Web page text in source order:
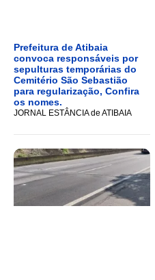
Prefeitura de Atibaia
convoca responsáveis por
sepulturas temporárias do
Cemitério São Sebastião
para regularização, Confira
os nomes.
JORNAL ESTÂNCIA de ATIBAIA